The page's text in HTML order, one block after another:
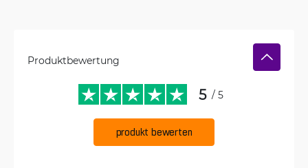
Produktbewertung
5 / 5
produkt bewerten